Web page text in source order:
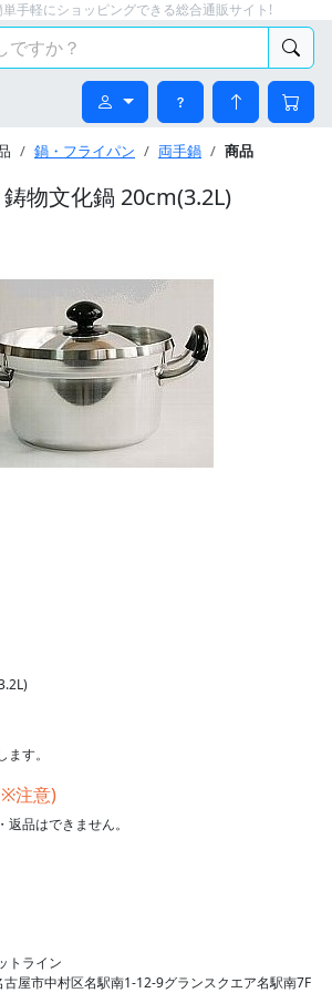
手軽にショッピングできる総合通販サイト!
鍋・フライパン 両手鍋 商品
物文化鍋 20cm(3.2L)
す。
注意)
品はできません。
トライン
屋市中村区名駅南1-12-9グランスクエア名駅南7F